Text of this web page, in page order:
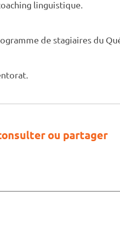
linguistique.
de stagiaires du
ou partager